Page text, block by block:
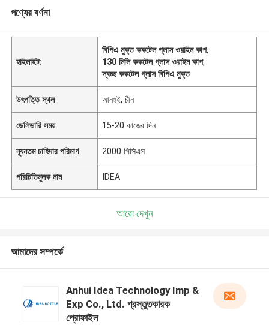
পণ্যের বর্ণনা
হাইলাইট:
বিপিএ মুক্ত ককটেল গ্লাস ওয়াইন কাপ,
130 মিলি ককটেল গ্লাস ওয়াইন কাপ,
স্বচ্ছ ককটেল গ্লাস বিপিএ মুক্ত
উৎপত্তি স্থল আনহুই, চীন
ডেলিভারি সময় 15-20 কাজের দিন
ন্যূনতম চাহিদার পরিমাণ 2000 পিসিএস
পরিচিতিমুলক নাম IDEA
আরো দেখুন
আমাদের সম্পর্কে
Anhui Idea Technology Imp &
Exp Co., Ltd. প্রস্তুতকারক
প্রোফাইল